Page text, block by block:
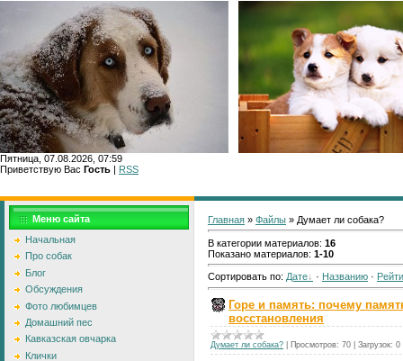
Пятница, 07.08.2026, 07:59
Приветствую Вас Гость | RSS
Меню сайта
Начальная
Про собак
Блог
Обсуждения
Фото любимцев
Домашний пес
Кавказская овчарка
Клички
Главная » Файлы » Думает ли собака?
В категории материалов: 16
Показано материалов: 1-10
Сортировать по: Дате · Названию ·
Горе и память: почему
восстановления
Думает ли собака? Просмотров: 70 Загрузок: 0